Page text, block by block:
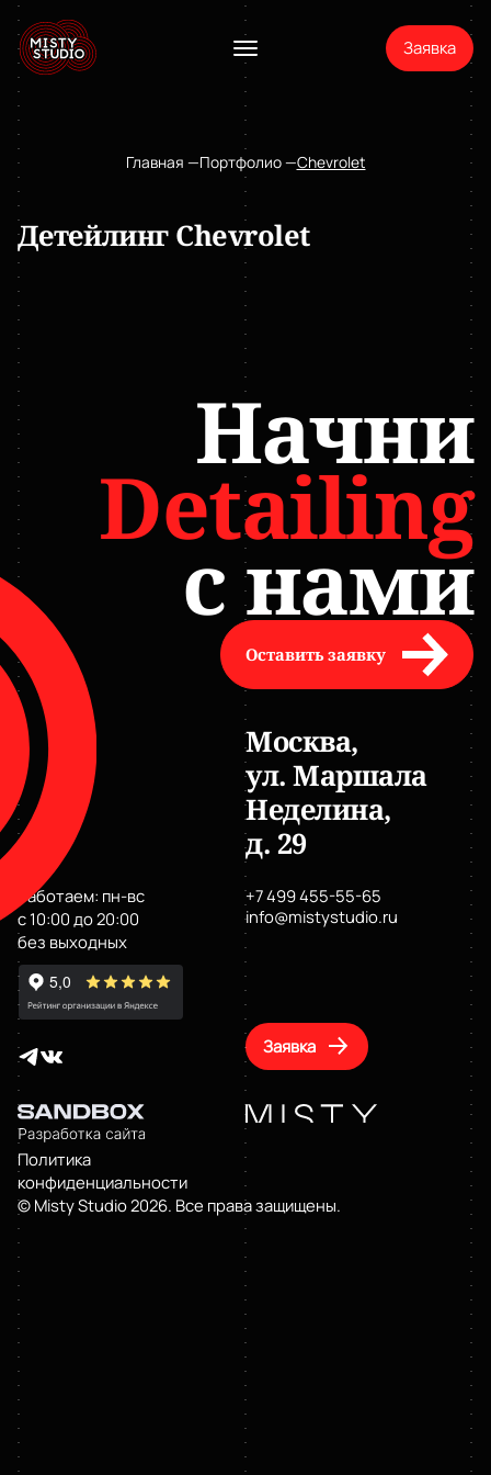
Заявка
Главная Портфолио Chevrolet
Детейлинг Chevrolet
Начни
Detailing
с нами
Оставить заявку
Москва,
ул. Маршала
Неделина,
д. 29
Работаем: пн-вс
с 10:00 до 20:00
без выходных
+7 499 455-55-65
info@mistystudio.ru
Заявка
Политика
конфиденциальности
© Misty Studio 2026. Все права защищены.